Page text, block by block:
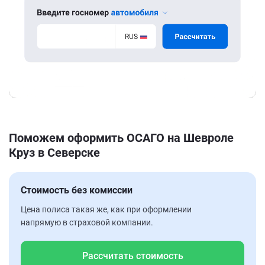
Поможем оформить ОСАГО на Шевроле
Круз в Северске
Стоимость без комиссии
Цена полиса такая же, как при оформлении
напрямую в страховой компании.
Рассчитать стоимость